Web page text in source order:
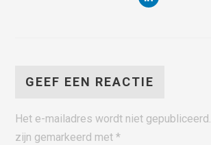
GEEF EEN REACTIE
Het e-mailadres wordt niet gepubliceerd.
zijn gemarkeerd met*